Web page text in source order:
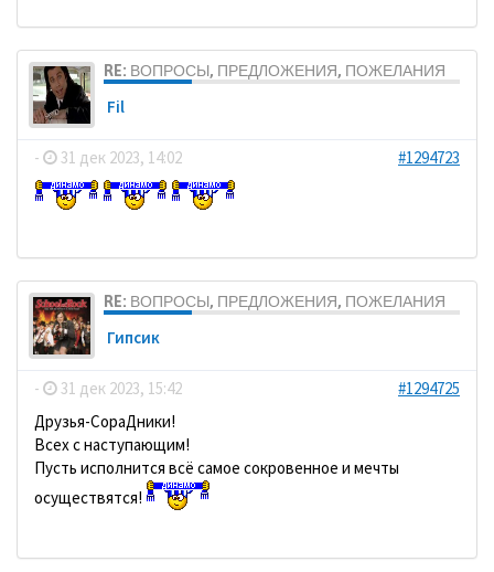
RE: ВОПРОСЫ, ПРЕДЛОЖЕНИЯ, ПОЖЕЛАНИЯ
Fil
- 31 дек 2023, 14:02 #1294723
RE: ВОПРОСЫ, ПРЕДЛОЖЕНИЯ, ПОЖЕЛАНИЯ
Гипсик
- 31 дек 2023, 15:42
#1294725
Друзья-СораДники!
Всех с наступающим!
Пусть исполнится всё самое сокровенное и мечты
осуществятся!